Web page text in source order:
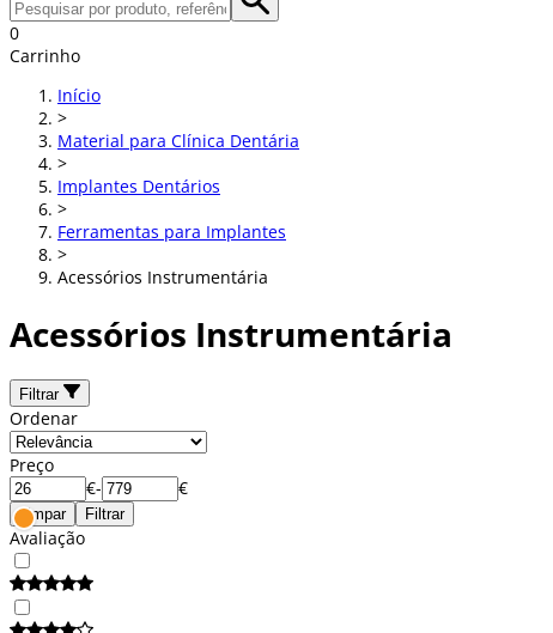
0
Carrinho
Início
>
Material para Clínica Dentária
>
Implantes Dentários
>
Ferramentas para Implantes
>
Acessórios Instrumentária
Acessórios Instrumentária
Filtrar
Ordenar
Preço
€- €
Limpar Filtrar
Avaliação